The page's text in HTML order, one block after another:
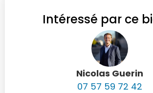
Intéressé par ce
Nicolas Guerin
07 57 59 72 42